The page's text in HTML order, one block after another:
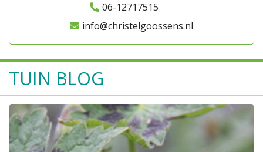
06-12717515
info@christelgoossens.nl
TUIN BLOG